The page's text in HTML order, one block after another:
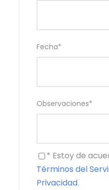
Fecha*
Observaciones*
* Estoy de
Términos del
Privacidad.
Viajes
Hotel Magic
ALSACIA PUENTE DE
Alsacia, Europa
Rulantica y
Diciembre 2026.